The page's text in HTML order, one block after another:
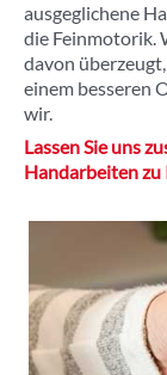
ausgeglichene
die Feinmotorik.
davon
einem besseren
wir.
Lassen Sie uns
Handarbeiten zu